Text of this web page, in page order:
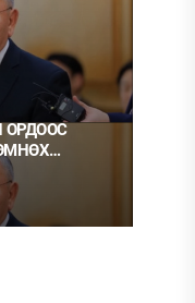
Ц.МОНГОЛ: